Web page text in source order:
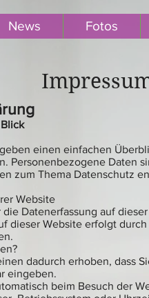
News Fotos
einen einfachen
Personenbezogene Daten
zum Thema Datenschutz
Website
Datenerfassung auf
dieser Website erfolgt
dadurch erhoben, dass
eingeben.
beim Besuch der